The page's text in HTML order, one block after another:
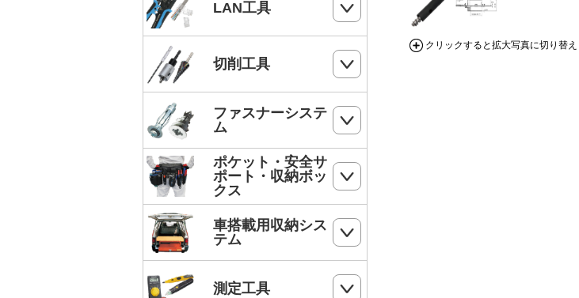
クリックすると拡大写真に切り替え
通線収納ケース
ジョイントライン
スーパーカーボン
スーパースネーク
スーパーイエロー
バケットランナー
SHランナー
ケーブルキャッチャー
ケーブルグリップ
ストリッパー
電工ペンチ
カッター
電工ナイフ
電工レンチ/ダクトレンチハンマー
電気工事用鋏
鋸
ペンチ
LAN工具
モジュラー圧着工具
LANケーブルストリッパー
モジュラープラグ
モジュラープラグカバー
LANツールキット
パンチダウンツール
切削工具
ドリル
DPドリル
ホールソー
ステップドリル・テーパードリル
ホールソー・ステップドリルセット
ファスナーシステ
ム
コンクリート・ALC用プラグ
ボードリベッター
ボードプラグ
ポケット・安全サ
ポート・収納ボッ
クス
フルハーネス
柱上安全帯用ベルト
幅広柱上安全帯用ベルト
車搭載用収納シス
テム
フロアーキャビネット
測定工具